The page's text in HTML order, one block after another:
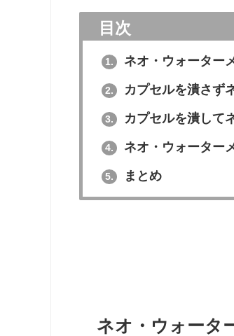
目次
1. ネオ・ウォーター
2. カプセルを潰さず
3. カプセルを潰して
4. ネオ・ウォーター
5. まとめ
ネオ・ウォータ